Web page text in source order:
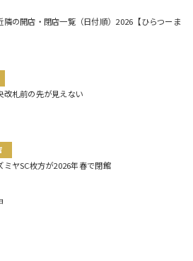
隣の開店・閉店一覧（日付順）2026【ひらつーま
改札前の先が見えない
ミヤSC枚方が2026年春で閉館